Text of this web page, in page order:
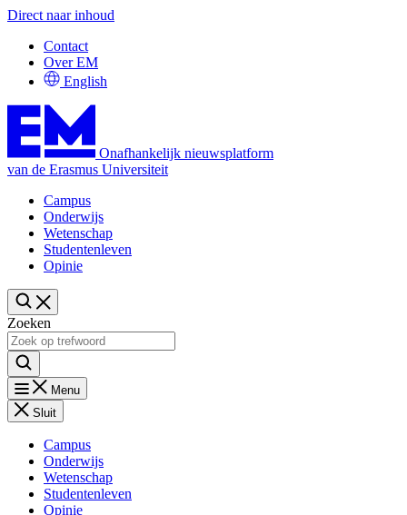
Direct naar inhoud
Contact
Over EM
English
Onafhankelijk nieuwsplatform
van de Erasmus Universiteit
Campus
Onderwijs
Wetenschap
Studentenleven
Opinie
Zoeken
Menu
Sluit
Campus
Onderwijs
Wetenschap
Studentenleven
Opinie